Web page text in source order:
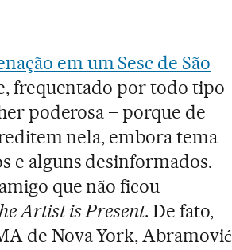
em um Sesc de São
frequentado por todo tipo
poderosa – porque de
nela, embora tema
e alguns desinformados.
que não ficou
Artist is Present. De fato,
de Nova York, Abramović